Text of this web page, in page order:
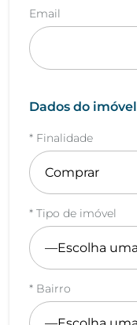
Email
Dados do imóvel
* Finalidade
* Tipo de imóvel
* Bairro